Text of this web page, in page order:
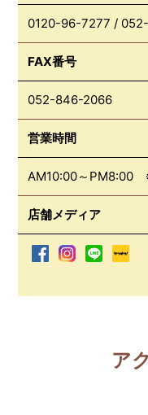
0120-96-7277 /
FAX番号
052-846-2066
営業時間
AM10:00～PM8:00
店舗メディア
ア